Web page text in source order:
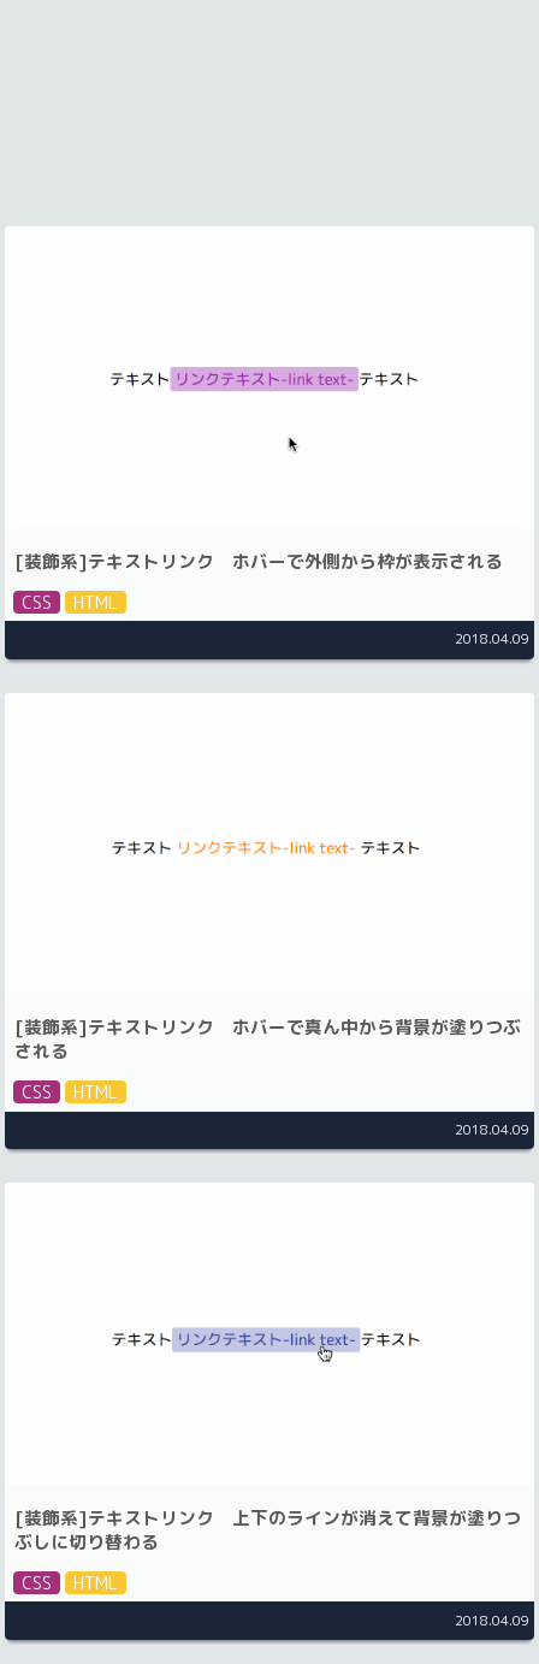
[装飾系]テキストリンク ホバーで外側から枠が表示される
CSS HTML
2018.04.09
[装飾系]テキストリンク ホバーで真ん中から背景が塗りつぶ
される
CSS HTML
2018.04.09
[装飾系]テキストリンク 上下のラインが消えて背景が塗りつ
ぶしに切り替わる
CSS HTML
2018.04.09